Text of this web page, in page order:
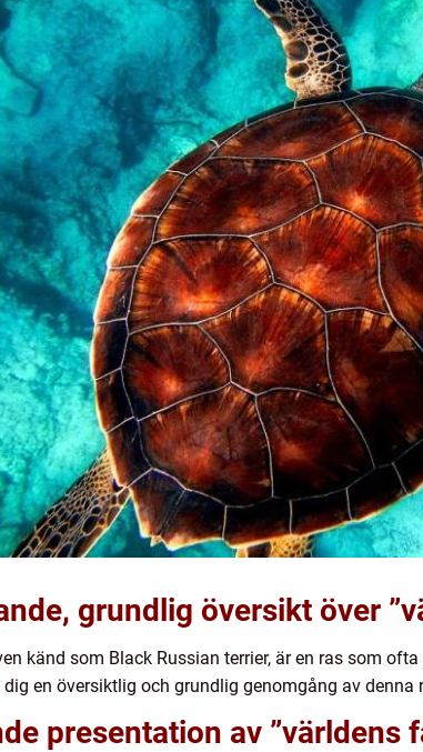
grundlig översikt över
känd som Black Russian terrier, är en ras som
en översiktlig och grundlig genomgång av
presentation av ”världens